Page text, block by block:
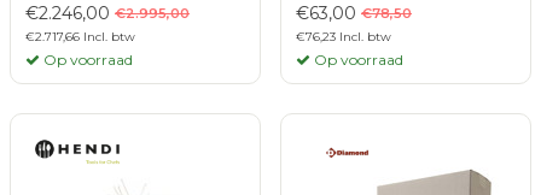
€2.246,00 €2.995,00
€2.717,66 Incl. btw
Op voorraad
€63,00 €78,50
€76,23 Incl. btw
Op voorraad